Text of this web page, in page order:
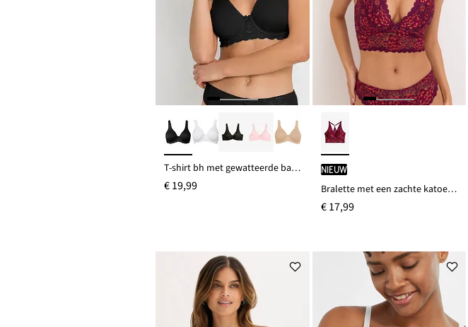
T-shirt bh met gewatteerde bandjes
€ 19,99
Nieuw
Bralette met een zachte katoenen voering
€ 17,99